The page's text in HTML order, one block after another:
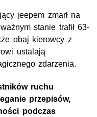
jeepem zmarł na
stanie trafił 63-
obaj kierowcy z
ustalają
zdarzenia.
ruchu
przepisów,
podczas